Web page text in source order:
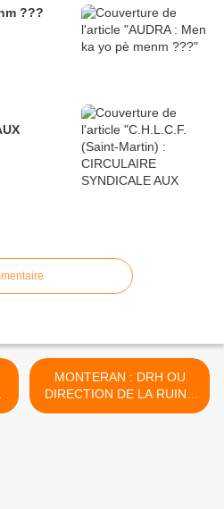
???
MONTERAN : DRH OU
DIRECTION DE LA RUINE
HUMAINE ? >